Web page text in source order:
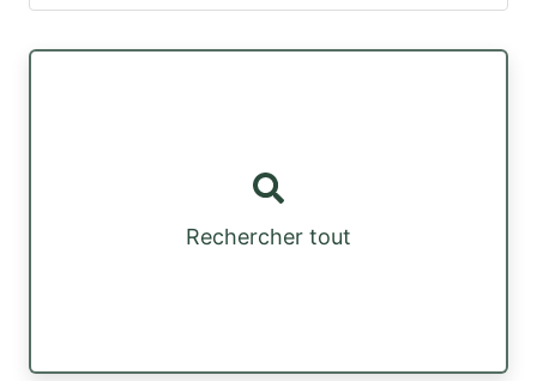
Rechercher tout